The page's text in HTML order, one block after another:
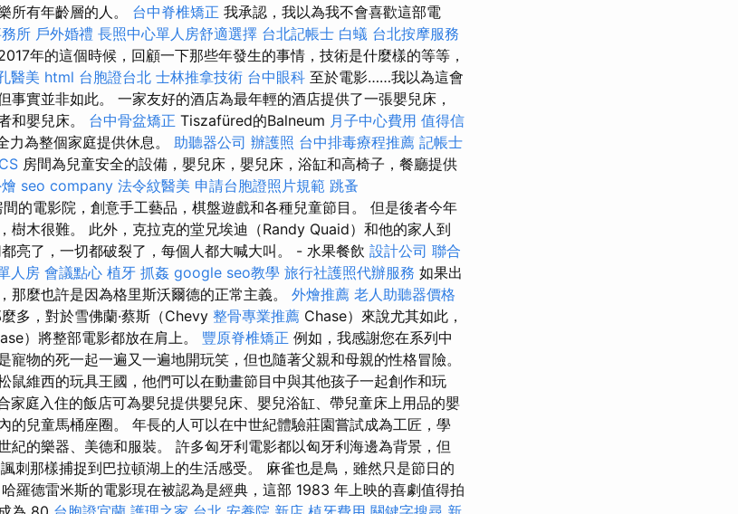
所有年齡層的人。 台中脊椎矯正 我承認，我以為我不會喜歡這部電
所 戶外婚禮 長照中心單人房舒適選擇 台北記帳士 白蟻 台北按摩服務
年的這個時候，回顧一下那些年發生的事情，技術是什麼樣的等等，
醫美 html 台胞證台北 士林推拿技術 台中眼科 至於電影……我以為這會
事實並非如此。 一家友好的酒店為最年輕的酒店提供了一張嬰兒床，
和嬰兒床。 台中骨盆矯正 Tiszafüred的Balneum 月子中心費用 值得信
力為整個家庭提供休息。 助聽器公司 辦護照 台中排毒療程推薦 記帳士
房間為兒童安全的設備，嬰兒床，嬰兒床，浴缸和高椅子，餐廳提供
seo company 法令紋醫美 申請台胞證照片規範 跳蚤
的電影院，創意手工藝品，棋盤遊戲和各種兒童節目。 但是後者今年
樹木很難。 此外，克拉克的堂兄埃迪（Randy Quaid）和他的家人到
亮了，一切都破裂了，每個人都大喊大叫。 - 水果餐飲 設計公司 聯合
人房 會議點心 植牙 抓姦 google seo教學 旅行社護照代辦服務 如果出
那麼也許是因為格里斯沃爾德的正常主義。 外燴推薦 老人助聽器價格
多，對於雪佛蘭·蔡斯（Chevy 整骨專業推薦 Chase）來說尤其如此，
）將整部電影都放在肩上。 豐原脊椎矯正 例如，我感謝您在系列中
寵物的死一起一遍又一遍地開玩笑，但也隨著父親和母親的性格冒險。
鼠維西的玩具王國，他們可以在動畫節目中與其他孩子一起創作和玩
庭入住的飯店可為嬰兒提供嬰兒床、嬰兒浴缸、帶兒童床上用品的嬰
的兒童馬桶座圈。 年長的人可以在中世紀體驗莊園嘗試成為工匠，學
紀的樂器、美德和服裝。 許多匈牙利電影都以匈牙利海邊為背景，但
刺那樣捕捉到巴拉頓湖上的生活感受。 麻雀也是鳥，雖然只是節日的
羅德雷米斯的電影現在被認為是經典，這部 1983 年上映的喜劇值得拍